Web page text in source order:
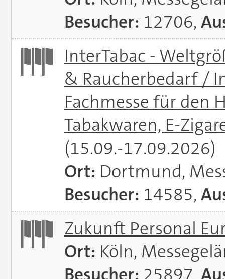
Besucher: 12706,
InterTabac -
& Raucherbedarf /
Fachmesse für den
Tabakwaren, E-
(15.09.-17.09.2026)
Ort: Dortmund,
Besucher: 14585,
Zukunft Personal
Ort: Köln,